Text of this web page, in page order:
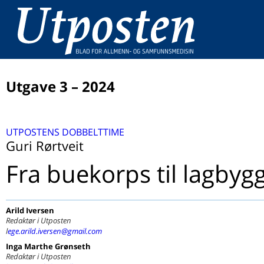
Utgave 3 – 2024
Emily, geitekillingen og diagnostisering
UTPOSTENS DOBBELTTIME
BARNEHELSE
A lle D e H ar D et?
Medikalisering og sykeliggjøring av unge
SAMTALE
Bærekraft på fastlegekontoret
STUDIE
Status presens 2023, og så?
REISEBREV
UTPOSTENS DOBBELTTIME
Guri Rørtveit
Fra buekorps til
Arild Iversen
Redaktør i Utposten
lege.arild.iversen@gmail.com
Inga MartheGrønseth
Redaktør i Utposten